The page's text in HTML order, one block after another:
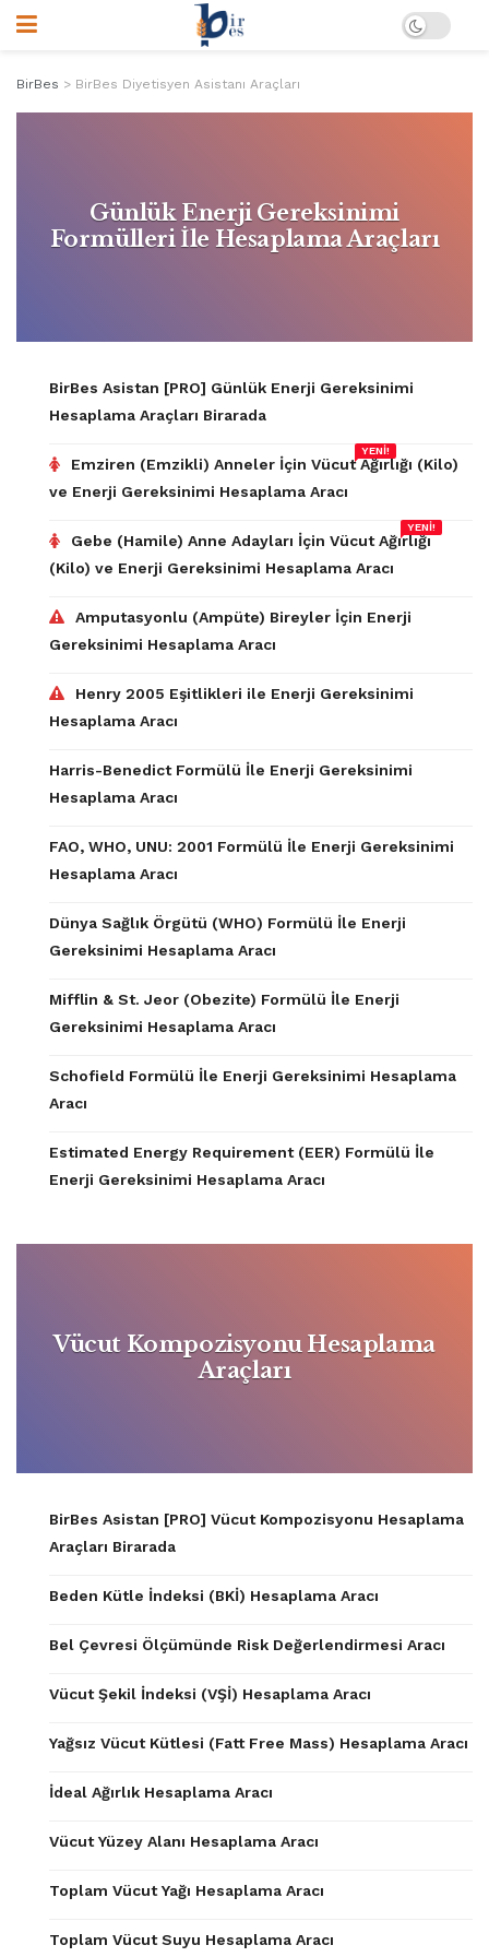
BirBes > BirBes Diyetisyen Asistanı Araçları
Günlük Enerji Gereksinimi
Formülleri İle Hesaplama Araçları
BirBes Asistan [PRO] Günlük Enerji Gereksinimi
Hesaplama Araçları Birarada
Emziren (Emzikli) Anneler İçin Vücut Ağırlığı (Kilo)
ve Enerji Gereksinimi Hesaplama Aracı
YENİ!
Gebe (Hamile) Anne Adayları İçin Vücut Ağırlığı
(Kilo) ve Enerji Gereksinimi Hesaplama Aracı
YENİ!
Amputasyonlu (Ampüte) Bireyler İçin Enerji
Gereksinimi Hesaplama Aracı
Henry 2005 Eşitlikleri ile Enerji Gereksinimi
Hesaplama Aracı
Harris-Benedict Formülü İle Enerji Gereksinimi
Hesaplama Aracı
FAO, WHO, UNU: 2001 Formülü İle Enerji Gereksinimi
Hesaplama Aracı
Dünya Sağlık Örgütü (WHO) Formülü İle Enerji
Gereksinimi Hesaplama Aracı
Mifflin & St. Jeor (Obezite) Formülü İle Enerji
Gereksinimi Hesaplama Aracı
Schofield Formülü İle Enerji Gereksinimi Hesaplama
Aracı
Estimated Energy Requirement (EER) Formülü İle
Enerji Gereksinimi Hesaplama Aracı
Vücut Kompozisyonu Hesaplama
Araçları
BirBes Asistan [PRO] Vücut Kompozisyonu Hesaplama
Araçları Birarada
Beden Kütle İndeksi (BKİ) Hesaplama Aracı
Bel Çevresi Ölçümünde Risk Değerlendirmesi Aracı
Vücut Şekil İndeksi (VŞİ) Hesaplama Aracı
Yağsız Vücut Kütlesi (Fatt Free Mass) Hesaplama Aracı
İdeal Ağırlık Hesaplama Aracı
Vücut Yüzey Alanı Hesaplama Aracı
Toplam Vücut Yağı Hesaplama Aracı
Toplam Vücut Suyu Hesaplama Aracı